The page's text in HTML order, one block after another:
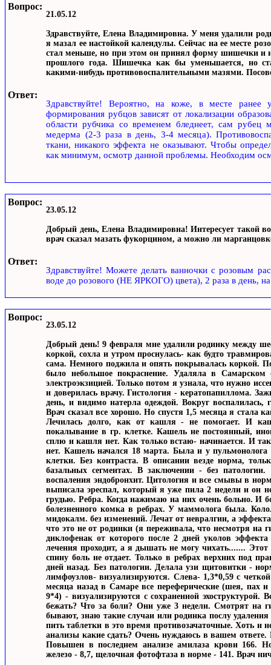
Вопрос:
21.05.12
Здравствуйте, Елена Владимировна. У меня удалили
я мазал ее настойкой календулы. Сейчас на ее месте
стал меньше, но при этом он принял форму шишечки и
прошлого года. Шишечка как бы уменьшается, но
какими-нибудь противовоспалительными мазями.
Ответ:
Здравствуйте! Вероятно, на коже, в месте ранее
формирования рубцов зависят от локализации
области рубчика со временем бледнеет, сам рубец
медерма (2-3 раза в день, 3-4 месяца).
ткани, никакого эффекта не оказывают. Чтобы
как минимум, осмотр данной проблемы. Необходим
Вопрос:
23.05.12
Добрый день, Елена Владимировна! Интересует такой
врач сказал мазать фукорцином, а можно ли
Ответ:
Здравствуйте! Можете делать ванночки с розовым
воде до розового (НЕ ЯРКОГО) цвета), 2 раза в день,
Вопрос:
23.05.12
Добрый день! 9 февраля мне удалили родинку между
коркой, сохла и утром проснулась- как будто
сама. Немного поджила и опять покрывалась коркой.
было небольшое покраснение. Удаляла в
электроэкзицией. Только потом я узнала, что нужно
и доверилась врачу. Гистология - кератопапиллома.
день, и видимо натерла одеждой. Вокруг
Врач сказал все хорошо. Но спустя 1,5 месяца я стала
Лечилась долго, как от кашля - не помогает. И
покалывание в гр. клетке. Кашель не постоянный,
сплю и кашля нет. Как только встаю- начинается. И
нет. Кашель начался 18 марта. Была и у пульмонолога
клетки. Без контраста. В описании везде норма,
базальных сегментах. В заключении - без
воспаления эндобронхит. Цитология и все смывы в
выписала эреспал, который я уже пила 2 недели и он
грудью. Ребра. Когда нажимаю на них очень больно. И
болезненного комка в ребрах. У маммолога была.
мидокалм. без изменений. Лечат от невралгии, а
что это не от родинки (я переживала, что несмотря на
диклофенак от которого после 2 дней уколов
лечения проходит, а я дышать не могу чихать.......
спину боль не отдает. Только в ребрах верхних под
дней назад. Без патологии. Делала узи щитовитки -
лимфоузлов- визуализируются. Слева- 1,3*0,59 с
месяца назад в Самаре все переферические (шея,
9*4) - визуализируются с сохраненной эхоструктурой.
бежать? Что за боли? Они уже 3 недели. Смотрят на
бывают, знаю такие случаи или родинка послу
пить таблетки в это время противозачаточные. Хоть
анализы какие сдать? Очень нуждаюсь в вашем
Повышен в последнем анализе амилаза крови 166.
железо - 8,7, щелочная фотофтаза в норме - 141. Врач